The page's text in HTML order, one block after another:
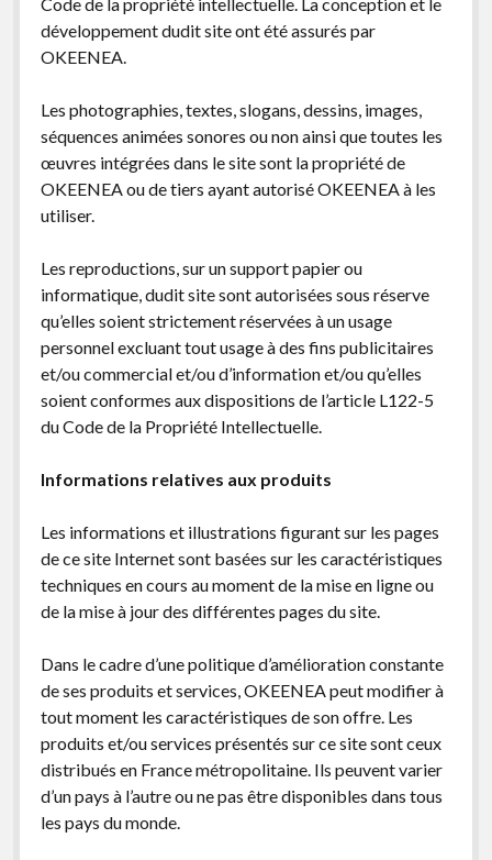
développement dudit site ont été assurés par
OKEENEA.
Les photographies, textes, slogans, dessins, images,
séquences animées sonores ou non ainsi que toutes les
œuvres intégrées dans le site sont la propriété de
OKEENEA ou de tiers ayant autorisé OKEENEA à les
utiliser.
Les reproductions, sur un support papier ou
informatique, dudit site sont autorisées sous réserve
qu’elles soient strictement réservées à un usage
personnel excluant tout usage à des fins publicitaires
et/ou commercial et/ou d’information et/ou qu’elles
soient conformes aux dispositions de l’article L122-5
du Code de la Propriété Intellectuelle.
Informations relatives aux produits
Les informations et illustrations figurant sur les pages
de ce site Internet sont basées sur les caractéristiques
techniques en cours au moment de la mise en ligne ou
de la mise à jour des différentes pages du site.
Dans le cadre d’une politique d’amélioration constante
de ses produits et services, OKEENEA peut modifier à
tout moment les caractéristiques de son offre. Les
produits et/ou services présentés sur ce site sont ceux
distribués en France métropolitaine. Ils peuvent varier
d’un pays à l’autre ou ne pas être disponibles dans tous
les pays du monde.